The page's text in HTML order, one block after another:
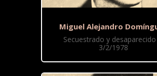
Miguel Alejandro
Secuestrado y
3/2/1978